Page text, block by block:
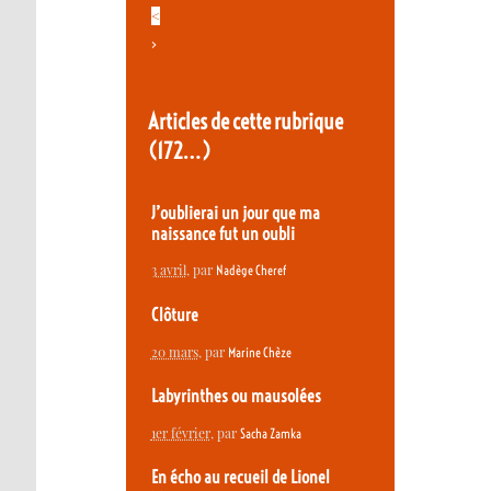
<
>
Articles de cette rubrique
(172…)
J’oublierai un jour que ma
naissance fut un oubli
3 avril, par Nadège Cheref
Clôture
20 mars, par Marine Chèze
Labyrinthes ou mausolées
1er février, par Sacha Zamka
En écho au recueil de Lionel